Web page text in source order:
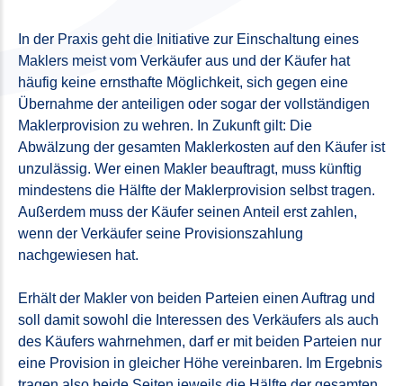
In der Praxis geht die Initiative zur Einschaltung eines
Maklers meist vom Verkäufer aus und der Käufer hat
häufig keine ernsthafte Möglichkeit, sich gegen eine
Übernahme der anteiligen oder sogar der vollständigen
Maklerprovision zu wehren. In Zukunft gilt: Die
Abwälzung der gesamten Maklerkosten auf den Käufer ist
unzulässig. Wer einen Makler beauftragt, muss künftig
mindestens die Hälfte der Maklerprovision selbst tragen.
Außerdem muss der Käufer seinen Anteil erst zahlen,
wenn der Verkäufer seine Provisionszahlung
nachgewiesen hat.
Erhält der Makler von beiden Parteien einen Auftrag und
soll damit sowohl die Interessen des Verkäufers als auch
des Käufers wahrnehmen, darf er mit beiden Parteien nur
eine Provision in gleicher Höhe vereinbaren. Im Ergebnis